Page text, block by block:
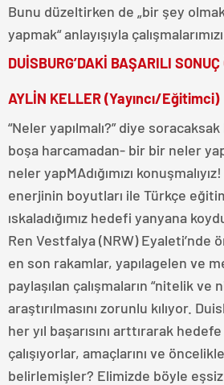
Bunu düzeltirken de „bir şey
yapmak“ anlayışıyla
DUİSBURG’DAKİ BAŞARILI
AYLİN KELLER (Yayıncı/Eğitimci)
“Neler yapılmalı?” diye
boşa harcamadan- bir bir neler
neler yapMAdığımızı
enerjinin boyutları ile Türkçe
ıskaladığımız hedefi yanyana
Ren Vestfalya (NRW) Eyaleti’nde
en son rakamlar, yapılagelen ve
paylaşılan çalışmaların “nitelik ve
araştırılmasını zorunlu kılıyor.
her yıl başarısını arttırarak hedefe
çalışıyorlar, amaçlarını ve
belirlemişler? Elimizde böyle